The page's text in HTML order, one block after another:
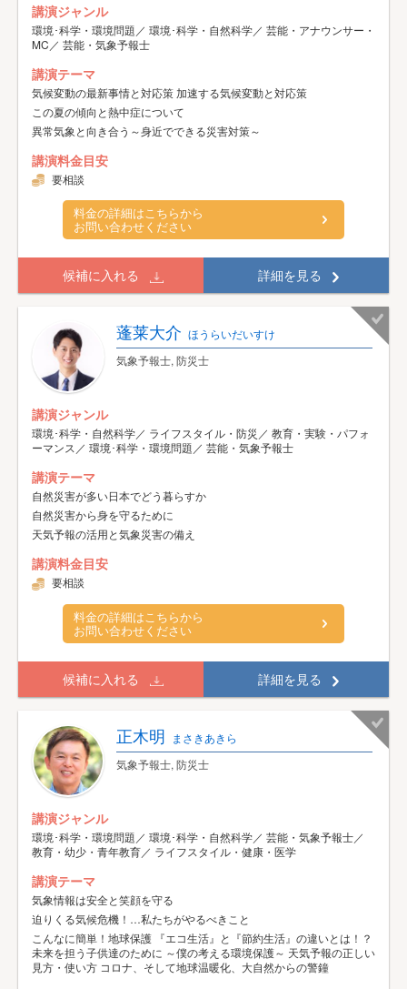
講演ジャンル
環境･科学・環境問題／ 環境･科学・自然科学／ 芸能・アナウンサー・
MC／ 芸能・気象予報士
講演テーマ
気候変動の最新事情と対応策 加速する気候変動と対応策
この夏の傾向と熱中症について
異常気象と向き合う～身近でできる災害対策～
講演料金目安
要相談
料金の詳細はこちらから
お問い合わせください
候補に入れる 詳細を見る
蓬莱大介 ほうらいだいすけ
気象予報士, 防災士
講演ジャンル
環境･科学・自然科学／ ライフスタイル・防災／ 教育・実験・パフォ
ーマンス／ 環境･科学・環境問題／ 芸能・気象予報士
講演テーマ
自然災害が多い日本でどう暮らすか
自然災害から身を守るために
天気予報の活用と気象災害の備え
講演料金目安
要相談
料金の詳細はこちらから
お問い合わせください
候補に入れる 詳細を見る
正木明 まさきあきら
気象予報士, 防災士
講演ジャンル
環境･科学・環境問題／ 環境･科学・自然科学／ 芸能・気象予報士／
教育・幼少・青年教育／ ライフスタイル・健康・医学
講演テーマ
気象情報は安全と笑顔を守る
迫りくる気候危機！…私たちがやるべきこと
こんなに簡単！地球保護 『エコ生活』と『節約生活』の違いとは！？
未来を担う子供達のために ～僕の考える環境保護～ 天気予報の正しい
見方・使い方 コロナ、そして地球温暖化、大自然からの警鐘